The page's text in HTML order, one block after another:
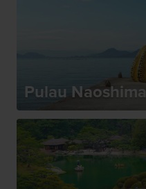
Pulau Naoshima